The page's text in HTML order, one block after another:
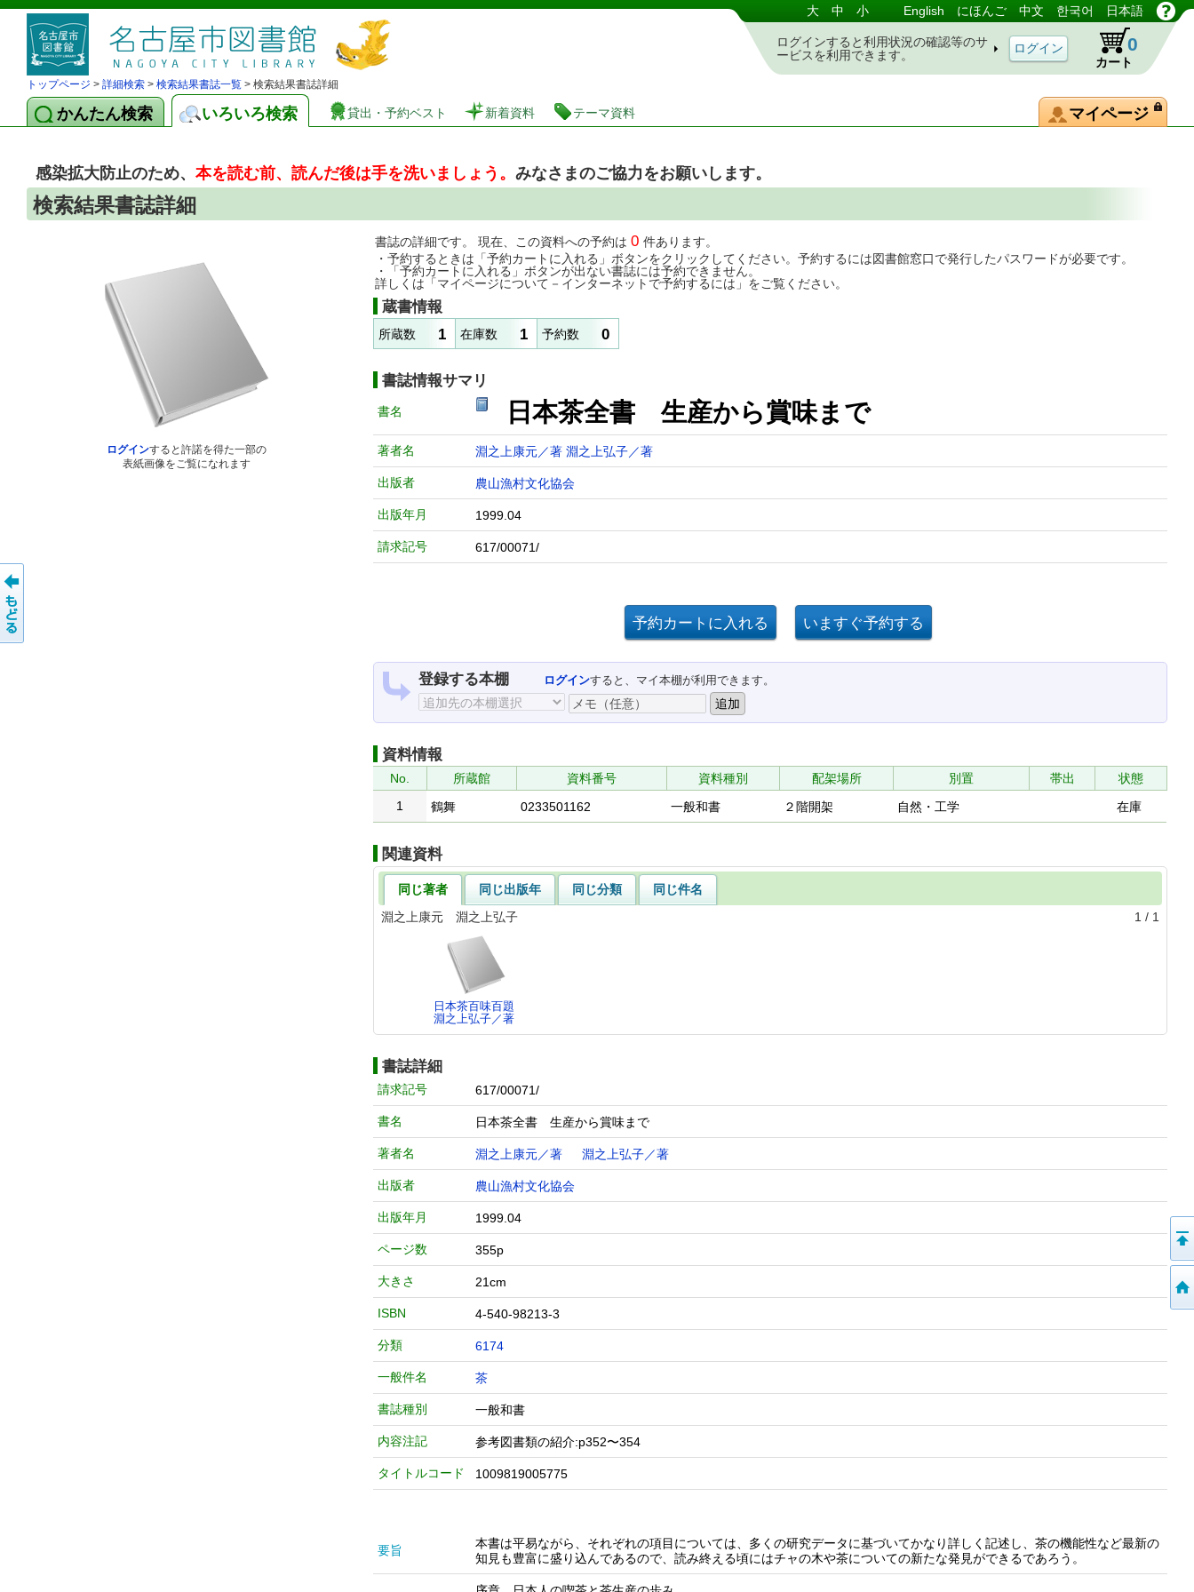
図書館 蔵書検索・予約システム 大 中 小 English にほんご 中文 한국어 日本語
ログインすると利用状況の確認等のサ
ービスを利用できます。
カート
0
トップページ > 詳細検索 > 検索結果書誌一覧 > 検索結果書誌詳細
かんたん検索 いろいろ検索 貸出・予約ベスト 新着資料 テーマ資料 マイページ
感染拡大防止のため、 本を読む前、読んだ後は手を洗いましょう。 みなさまのご協力をお願いします。
検索結果書誌詳細
ログインすると許諾を得た一部の
表紙画像をご覧になれます
書誌の詳細です。 現在、この資料への予約は 0 件あります。
・予約するときは「予約カートに入れる」ボタンをクリックしてください。予約するには図書館窓口で発行したパスワードが必要です。
・「予約カートに入れる」ボタンが出ない書誌には予約できません。
詳しくは「マイページについて－インターネットで予約するには」をご覧ください。
蔵書情報
所蔵数 1 在庫数 1 予約数 0
書誌情報サマリ
書名 日本茶全書 生産から賞味まで
著者名 淵之上康元／著 淵之上弘子／著
出版者 農山漁村文化協会
出版年月 1999.04
請求記号 617/00071/
登録する本棚 ログインすると、マイ本棚が利用できます。
資料情報
No. 所蔵館 資料番号 資料種別 配架場所 別置 帯出
状態
1
鶴舞 0233501162 一般和書 ２階開架 自然・工学 在庫
関連資料
同じ著者 同じ出版年 同じ分類
同じ件名
淵之上康元 淵之上弘子
1 / 1
日本茶百味百題
淵之上弘子／著
書誌詳細
請求記号 617/00071/
書名 日本茶全書 生産から賞味まで
著者名 淵之上康元／著 淵之上弘子／著
出版者 農山漁村文化協会
出版年月 1999.04
ページ数 355p
大きさ 21cm
ISBN 4-540-98213-3
分類 6174
一般件名 茶
書誌種別 一般和書
内容注記 参考図書類の紹介:p352〜354
タイトルコード 1009819005775
要旨
本書は平易ながら、それぞれの項目については、多くの研究データに基づいてかなり詳しく記述し、茶の機能性など最新の
知見も豊富に盛り込んであるので、読み終える頃にはチャの木や茶についての新たな発見ができるであろう。